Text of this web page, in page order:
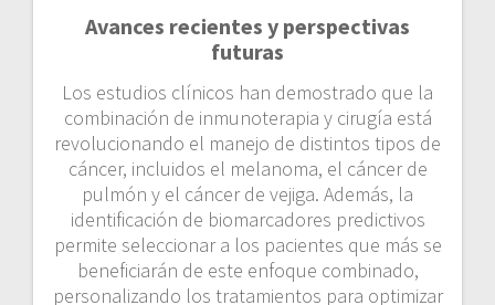
Avances recientes y perspectivas
futuras
Los estudios clínicos han demostrado que la
combinación de inmunoterapia y cirugía está
revolucionando el manejo de distintos tipos de
cáncer, incluidos el melanoma, el cáncer de
pulmón y el cáncer de vejiga. Además, la
identificación de biomarcadores predictivos
permite seleccionar a los pacientes que más se
beneficiarán de este enfoque combinado,
personalizando los tratamientos para optimizar